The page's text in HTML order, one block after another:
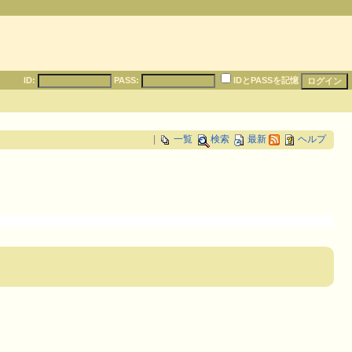
ID: PASS: IDとPASSを記憶
一覧 検索 最新 ヘルプ